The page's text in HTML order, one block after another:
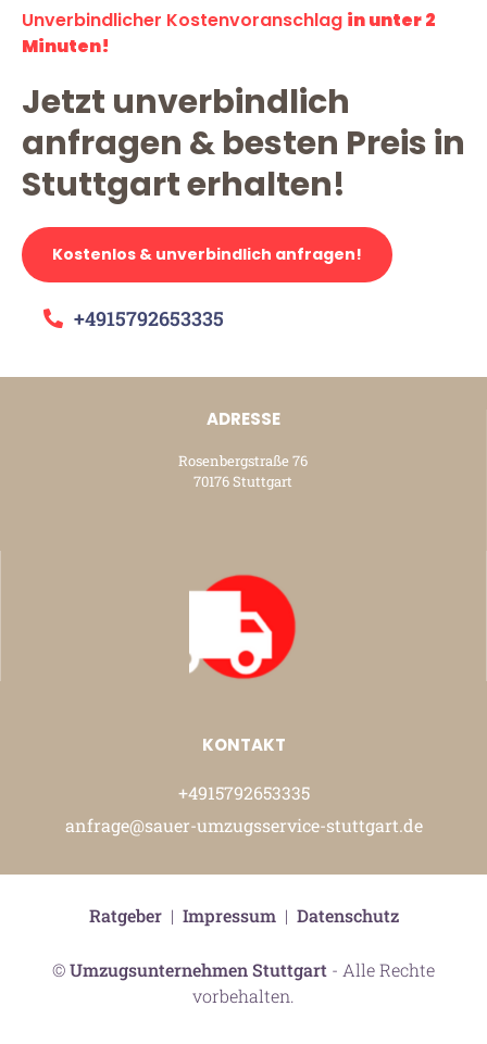
Unverbindlicher Kostenvoranschlag in unter 2
Minuten!
Jetzt unverbindlich
anfragen & besten Preis in
Stuttgart erhalten!
Kostenlos & unverbindlich anfragen!
+4915792653335
ADRESSE
Rosenbergstraße 76
70176 Stuttgart
KONTAKT
+4915792653335
anfrage@sauer-umzugsservice-stuttgart.de
©Umzugsunternehmen Stuttgart - Alle Rechte
vorbehalten.
Ratgeber| Impressum| Datenschutz